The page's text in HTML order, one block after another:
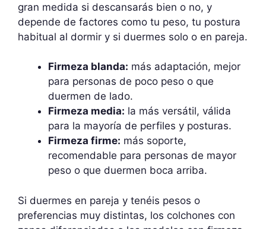
gran medida si descansarás bien o no, y
depende de factores como tu peso, tu postura
habitual al dormir y si duermes solo o en pareja.
Firmeza blanda: más adaptación, mejor
para personas de poco peso o que
duermen de lado.
Firmeza media: la más versátil, válida
para la mayoría de perfiles y posturas.
Firmeza firme: más soporte,
recomendable para personas de mayor
peso o que duermen boca arriba.
Si duermes en pareja y tenéis pesos o
preferencias muy distintas, los colchones con